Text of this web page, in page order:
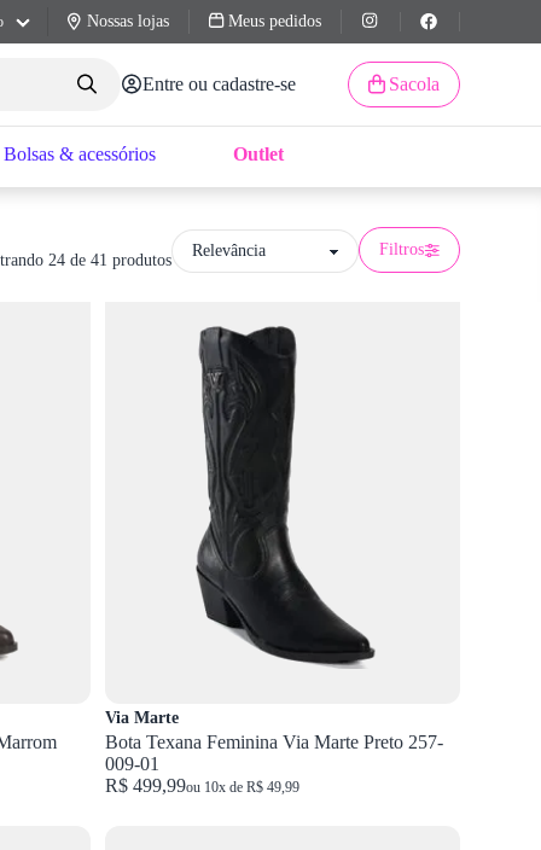
Nossas lojas Meus pedidos
Entre ou cadastre-se Sacola
Bolsas & acessórios Outlet
24 de 41 produtos
Filtros
Via Marte
Bota Texana Feminina Via Marte Preto 257-
009-01
R$ 499,99ou 10x de R$ 49,99